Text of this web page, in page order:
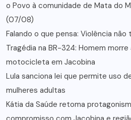
o Povo à comunidade de Mata do
(07/08)
Falando o que pensa: Violência não
Tragédia na BR-324: Homem
motocicleta em Jacobina
Lula sanciona lei que permite uso
mulheres adultas
Kátia da Saúde retoma